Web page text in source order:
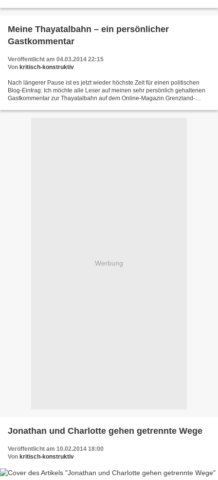
Meine Thayatalbahn – ein persönlicher
Gastkommentar
Veröffentlicht am 04.03.2014 22:15
Von kritisch-konstruktiv
Nach längerer Pause ist es jetzt wieder höchste Zeit für einen politischen
Blog-Eintrag: Ich möchte alle Leser auf meinen sehr persönlich gehaltenen
Gastkommentar zur Thayatalbahn auf dem Online-Magazin Grenzland-
Werbung
Jonathan und Charlotte gehen getrennte Wege
Veröffentlicht am 10.02.2014 18:00
Von kritisch-konstruktiv